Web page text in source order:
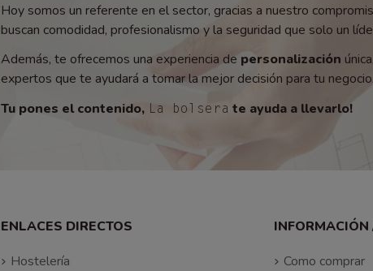
Hoy somos un referente en el sector, gracias a nuestro
buscan comodidad, profesionalismo y la seguridad que solo un
Además, te ofrecemos una experiencia de personalización
expertos que te ayudará a tomar la mejor decisión para tu negocio.
Tu pones el contenido, La bolsera te ayuda a llevarlo!
ENLACES DIRECTOS
Hostelería
INFORMACIÓN
Como comprar